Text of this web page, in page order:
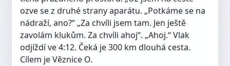
ozve se z druhé strany aparátu. „Potkáme se na
nádraží, ano?“ „Za chvíli jsem tam. Jen ještě
zavolám klukům. Za chvíli ahoj“. „Ahoj.“ Vlak
odjíždí ve 4:12. Čeká je 300 km dlouhá cesta.
Cílem je Věznice O.